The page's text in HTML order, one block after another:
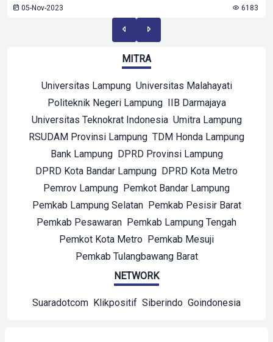
05-Nov-2023 6183
MITRA
Universitas Lampung Universitas Malahayati
Politeknik Negeri Lampung IIB Darmajaya
Universitas Teknokrat Indonesia Umitra Lampung
RSUDAM Provinsi Lampung TDM Honda Lampung
Bank Lampung DPRD Provinsi Lampung
DPRD Kota Bandar Lampung DPRD Kota Metro
Pemrov Lampung Pemkot Bandar Lampung
Pemkab Lampung Selatan Pemkab Pesisir Barat
Pemkab Pesawaran Pemkab Lampung Tengah
Pemkot Kota Metro Pemkab Mesuji
Pemkab Tulangbawang Barat
NETWORK
Suaradotcom Klikpositif Siberindo Goindonesia